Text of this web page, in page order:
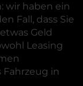
wir haben ein
Fall, dass Sie
Geld
Leasing
in